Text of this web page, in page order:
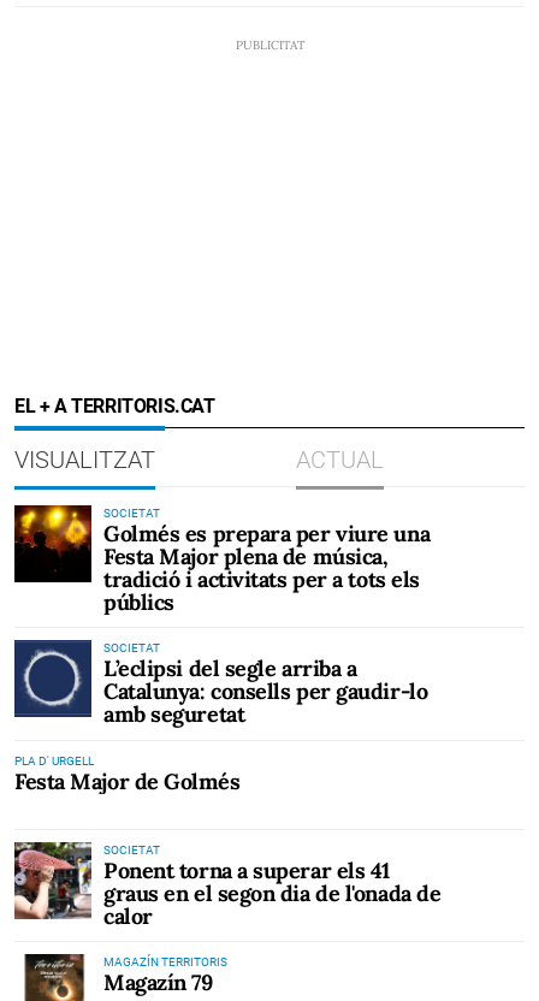
EL + A TERRITORIS.CAT
VISUALITZAT ACTUAL
SOCIETAT
Golmés es prepara per viure una
Festa Major plena de música,
tradició i activitats per a tots els
públics
SOCIETAT
L’eclipsi del segle arriba a
Catalunya: consells per gaudir-lo
amb seguretat
PLA D' URGELL
Festa Major de Golmés
SOCIETAT
Ponent torna a superar els 41
graus en el segon dia de l'onada de
calor
MAGAZÍN TERRITORIS
Magazín 79